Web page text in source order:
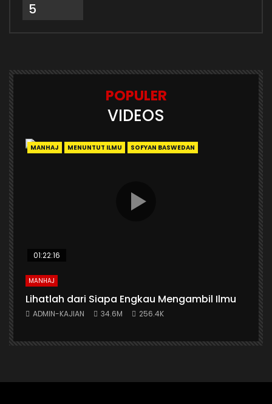
5
POPULER
VIDEOS
MANHAJ MENUNTUT ILMU SOFYAN BASWEDAN
01:22:16
MANHAJ
Lihatlah dari Siapa Engkau Mengambil Ilmu
ADMIN-KAJIAN 34.6M 256.4K